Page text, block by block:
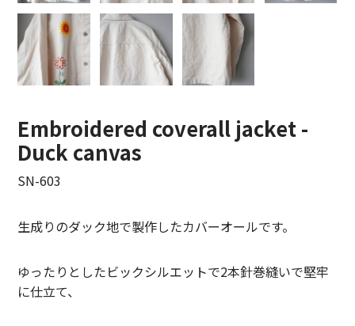
ITTI【イッチ】
LUCKY SOCKS【ラッキーソックス】
MIZUNO【ミズノ】
NEZU YOHIN TEN【ネズヨウヒンテン】
ORuKuBET【オルクベット】
PHIGVEL MAKERS Co.【フィグベル】
Embroidered coverall jacket -
Duck canvas
SN-603
生成りのダック地で製作したカバーオールです。
ゆったりとしたビックシルエットで2本針巻縫いで堅牢
に仕立て、